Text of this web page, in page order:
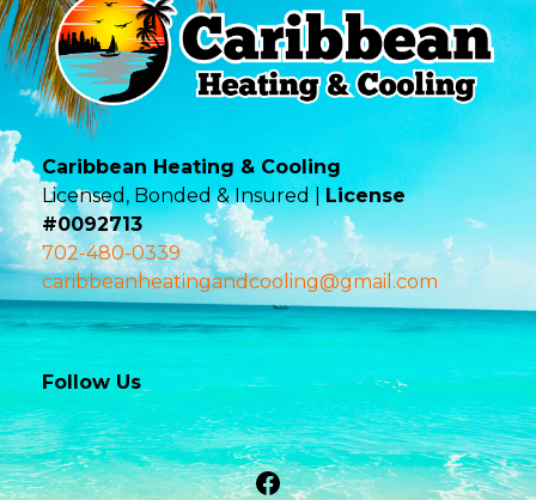
Caribbean Heating & Cooling
Licensed, Bonded & Insured |License
#0092713
702-480-0339
caribbeanheatingandcooling@gmail.com
Follow Us
Facebook